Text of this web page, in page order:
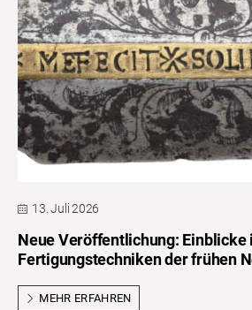
13. Juli 2026
Neue Veröffentlichung: Einblicke
Fertigungstechniken der frühen
MEHR ERFAHREN